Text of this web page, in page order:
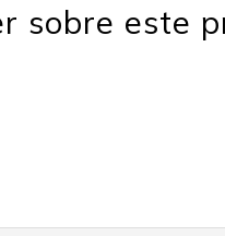
sobre este